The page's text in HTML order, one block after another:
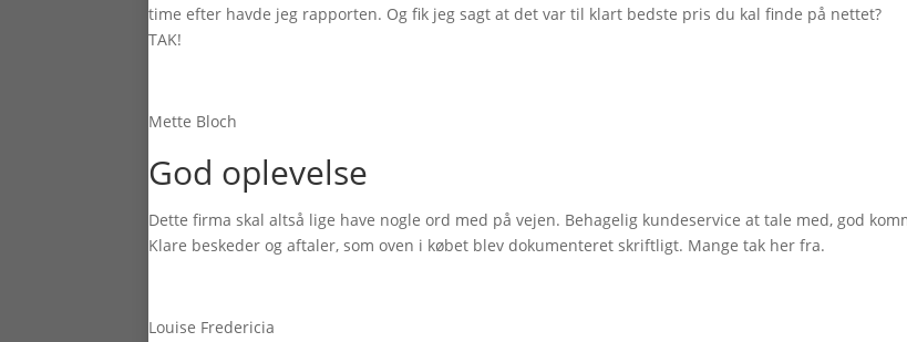
time efter havde jeg rapporten. Og fik jeg sagt at det var til klart bedste pris du kal finde på nettet?
TAK!
Mette Bloch
God oplevelse
Dette firma skal altså lige have nogle ord med på vejen. Behagelig kundeservice at tale med, god
Klare beskeder og aftaler, som oven i købet blev dokumenteret skriftligt. Mange tak her fra.
Louise Fredericia